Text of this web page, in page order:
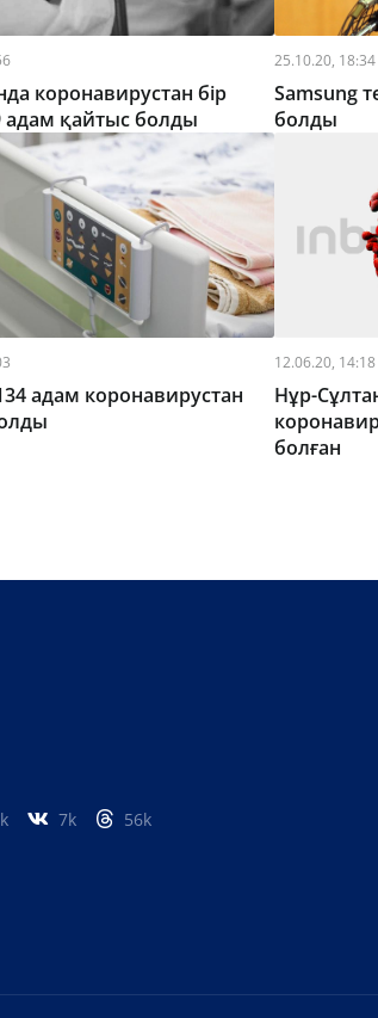
коронавирустан бір
адам қайтыс болды
25.10.20, 18:34
Samsung
болды
адам коронавирустан
12.06.20, 14:18
Нұр-
болған
7k 56k